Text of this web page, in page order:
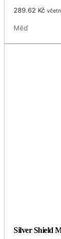
289.62 Kč
Měď
Silver Shield